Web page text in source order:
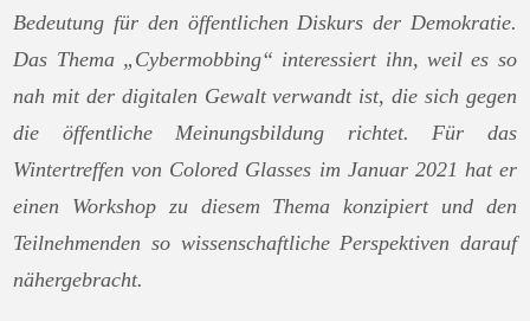
Bedeutung für den öffentlichen Diskurs der Demokratie.
Das Thema „Cybermobbing“ interessiert ihn, weil es so
nah mit der digitalen Gewalt verwandt ist, die sich gegen
die öffentliche Meinungsbildung richtet. Für das
Wintertreffen von Colored Glasses im Januar 2021 hat er
einen Workshop zu diesem Thema konzipiert und den
Teilnehmenden so wissenschaftliche Perspektiven darauf
nähergebracht.